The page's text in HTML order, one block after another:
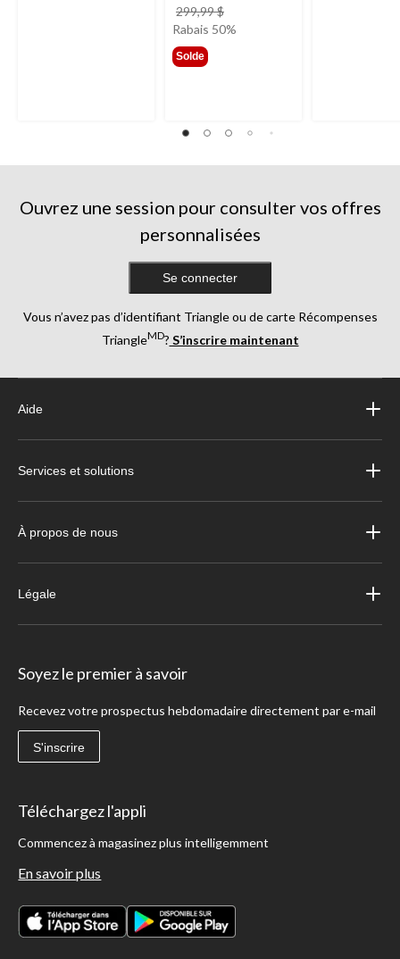
299,99 $
était
Rabais 50%
Solde
Ouvrez une session pour consulter vos offres
personnalisées
Se connecter
Vous n’avez pas d’identifiant Triangle ou de carte Récompenses
TriangleMD? S’inscrire maintenant
Aide
Services et solutions
À propos de nous
Légale
Soyez le premier à savoir
Recevez votre prospectus hebdomadaire directement par e-mail
S'inscrire
Téléchargez l'appli
Commencez à magasinez plus intelligemment
En savoir plus